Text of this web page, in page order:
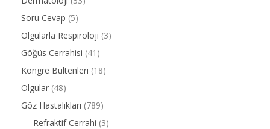
Soru Cevap (5)
Olgularla Respiroloji (3)
Göğüs Cerrahisi (41)
Kongre Bültenleri (18)
Olgular (48)
Göz Hastalıkları (789)
Refraktif Cerrahi (3)